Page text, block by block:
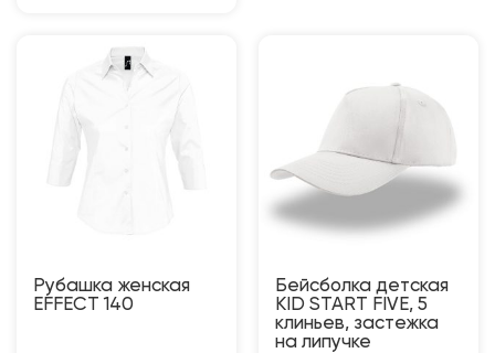
Рубашка женская
EFFECT 140
Бейсболка детская
KID START FIVE, 5
клиньев, застежка
на липучке